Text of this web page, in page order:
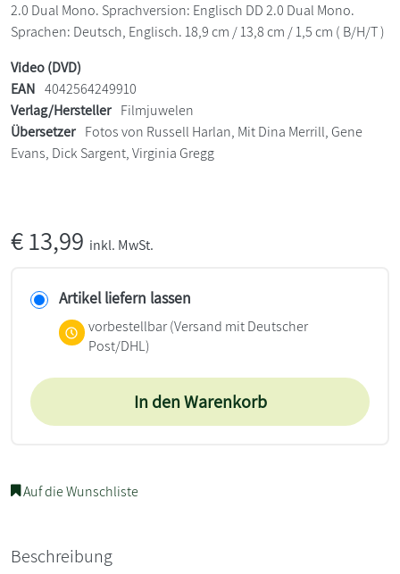
2.0 Dual Mono. Sprachversion: Englisch DD 2.0 Dual Mono.
Sprachen: Deutsch, Englisch. 18,9 cm / 13,8 cm / 1,5 cm ( B/H/T )
Video (DVD)
EAN 4042564249910
Verlag/Hersteller Filmjuwelen
Übersetzer Fotos von Russell Harlan, Mit Dina Merrill, Gene
Evans, Dick Sargent, Virginia Gregg
€13,99 inkl. MwSt.
Artikel liefern lassen
vorbestellbar(Versand mit Deutscher
Post/DHL)
In den Warenkorb
Auf die Wunschliste
Beschreibung